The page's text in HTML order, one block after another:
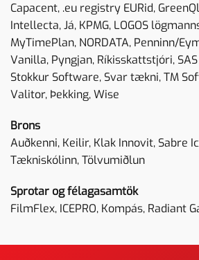
Capacent, .eu registry EURid,
Intellecta, Já, KPMG, LOGOS
MyTimePlan, NORDATA, Penninn/
Vanilla, Pyngjan, Ríkisskattstjóri,
Stokkur Software, Svar tækni, TM
Valitor, Þekking, Wise
Brons
Auðkenni, Keilir, Klak Innovit, Sabre
Tækniskólinn, Tölvumiðlun
Sprotar og félagasamtök
FilmFlex, ICEPRO, Kompás, Radiant